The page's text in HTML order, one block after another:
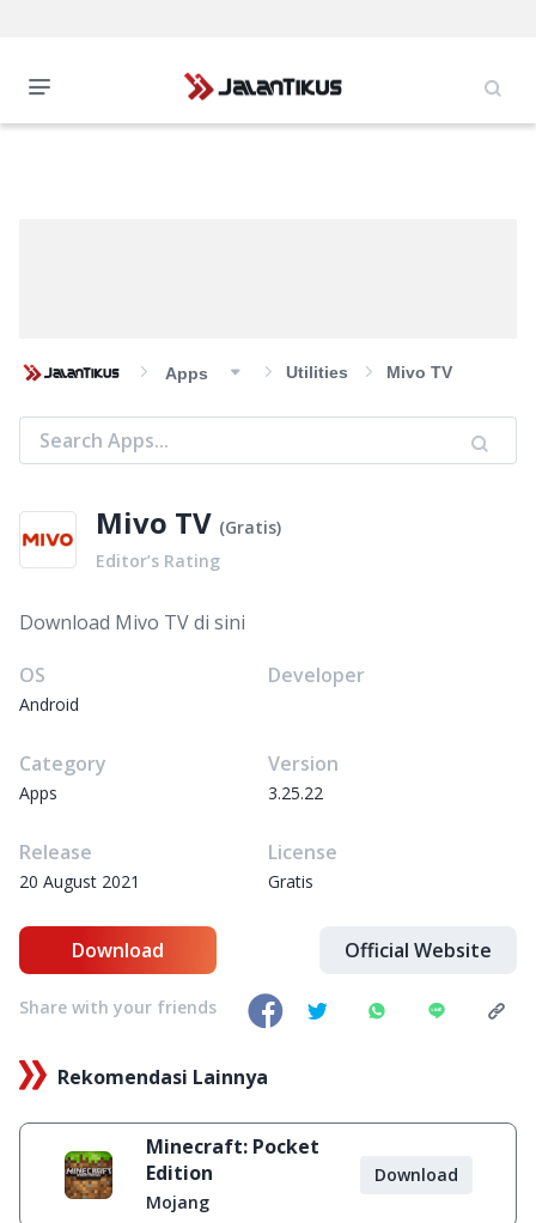
Apps Utilities Mivo TV
Mivo TV (Gratis)
Editor’s Rating
Download Mivo TV di sini
OS
Android
Developer
Category
Apps
Version
3.25.22
Release
20 August 2021
License
Gratis
Download Official Website
Share with your friends
Rekomendasi Lainnya
Minecraft: Pocket
Edition
Mojang
Download